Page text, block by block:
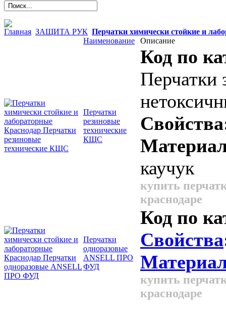
Главная ЗАЩИТА РУК Перчатки химически стойкие и
Наименование
Описание
Перчатки
резиновые
технические
КЩС
Код по
Перчатки
каучук
купить
краснодаре
Перчатки
одноразовые
ANSELL ПРО
ФУД
Код по
Свойства
купить
краснодаре